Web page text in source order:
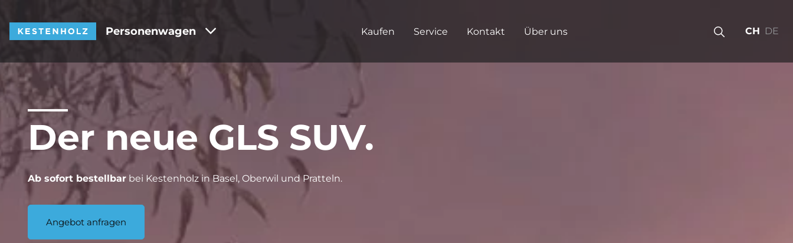
Personenwagen Kaufen Service Kontakt Über uns CH DE
Der neue GLS SUV.
Ab sofort bestellbar bei Kestenholz in Basel, Oberwil und Pratteln.
Angebot anfragen